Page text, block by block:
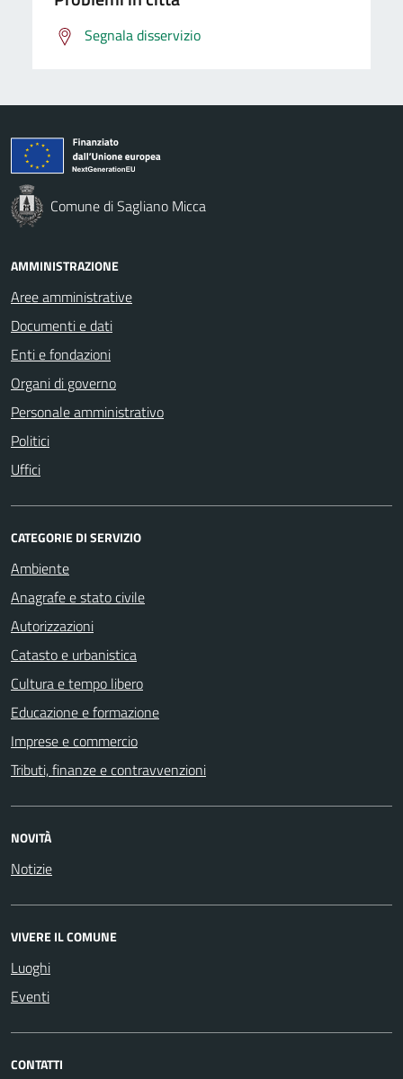
Segnala disservizio
Comune di Sagliano Micca
AMMINISTRAZIONE
Aree amministrative
Documenti e dati
Enti e fondazioni
Organi di governo
Personale amministrativo
Politici
Uffici
CATEGORIE DI SERVIZIO
Ambiente
Anagrafe e stato civile
Autorizzazioni
Catasto e urbanistica
Cultura e tempo libero
Educazione e formazione
Imprese e commercio
Tributi, finanze e contravvenzioni
NOVITÀ
Notizie
VIVERE IL COMUNE
Luoghi
Eventi
CONTATTI